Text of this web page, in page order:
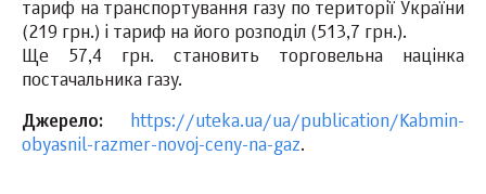
тариф на транспортування газу по території України
(219 грн.) і тариф на його розподіл (513,7 грн.).
Ще 57,4 грн. становить торговельна націнка
постачальника газу.
Джерело:
https://uteka.ua/ua/publication/Kabmin-
obyasnil-razmer-novoj-ceny-na-gaz.